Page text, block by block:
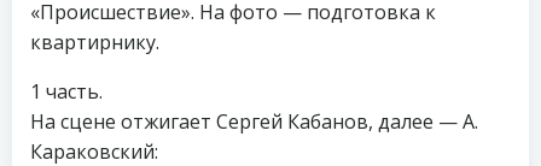
«Происшествие». На фото — подготовка к
квартирнику.
1 часть.
На сцене отжигает Сергей Кабанов, далее — А.
Караковский: